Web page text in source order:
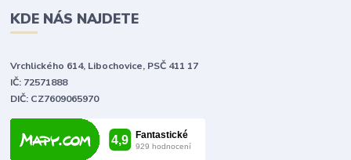
KDE NÁS NAJDETE
Vrchlického 614, Libochovice, PSČ 411 17
IČ: 72571888
DIČ: CZ7609065970